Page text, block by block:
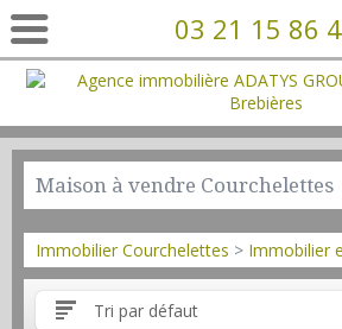
03 21 15 86
Maison à vendre Courchelettes
Immobilier Courchelettes > Immobilier
Tri par défaut